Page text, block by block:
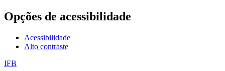
Opções de acessibilidade
Acessibilidade
Alto contraste
IFB